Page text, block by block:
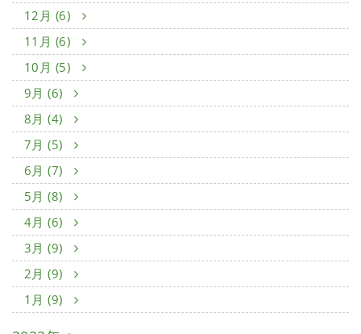
12月 (6)
11月 (6)
10月 (5)
9月 (6)
8月 (4)
7月 (5)
6月 (7)
5月 (8)
4月 (6)
3月 (9)
2月 (9)
1月 (9)